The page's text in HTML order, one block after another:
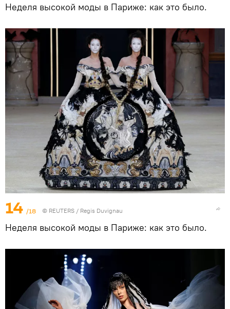
Неделя высокой моды в Париже: как это было.
14 /18 © REUTERS / Regis Duvignau
Неделя высокой моды в Париже: как это было.